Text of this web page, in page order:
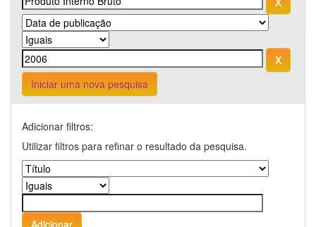
Iniciar uma nova pesquisa
Adicionar filtros:
Utilizar filtros para refinar o resultado da pesquisa.